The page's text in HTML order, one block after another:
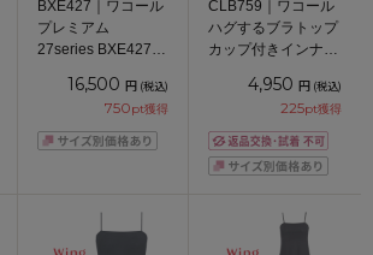
BXE427｜ワコール
プレミアム
27series BXE427シ
フィットプラスブラ
ブラジャー単品
CDEFGカップ アン
16,500 円 (税込)
750pt獲得
CLB759｜ワコール
ハグするブラトップ
カップ付きインナー
4,950 円 (税込)
225pt獲得